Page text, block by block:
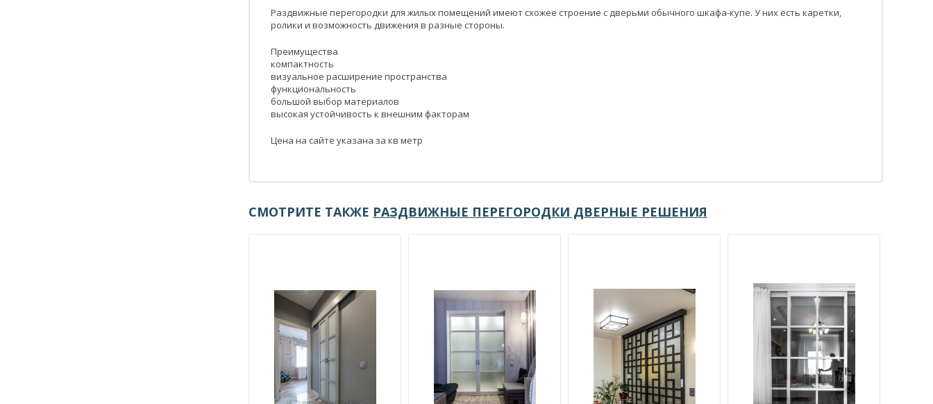
Раздвижные перегородки для жилых помещений имеют схожее строение с дверьми обычного шкафа-купе. У них есть каретки,
ролики и возможность движения в разные стороны.
Преимущества
компактность
визуальное расширение пространства
функциональность
большой выбор материалов
высокая устойчивость к внешним факторам
Цена на сайте указана за кв метр
СМОТРИТЕ ТАКЖЕ РАЗДВИЖНЫЕ ПЕРЕГОРОДКИ ДВЕРНЫЕ РЕШЕНИЯ